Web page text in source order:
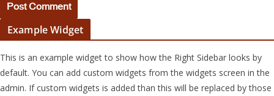
Example Widget
This is an example widget to show how the Right Sidebar looks by
default. You can add custom widgets from the widgets screen in the
admin. If custom widgets is added than this will be replaced by those